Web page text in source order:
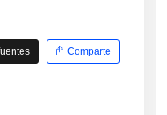
Comparte